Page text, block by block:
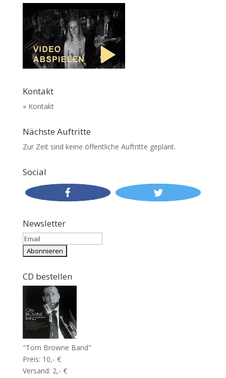
Kontakt
» Kontakt
Nächste Auftritte
Zur Zeit sind keine öffentliche Auftritte geplant.
Social
Newsletter
CD bestellen
"Tom Browne Band"
Preis: 10,- €
Versand: 2,- €